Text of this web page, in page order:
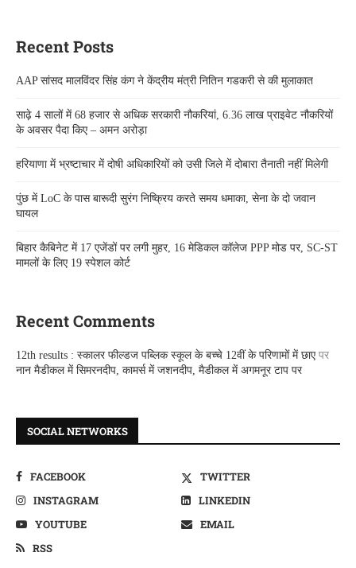
Recent Posts
AAP सांसद मालविंदर सिंह कंग ने केंद्रीय मंत्री नितिन गडकरी से की मुलाकात
साढ़े 4 सालों में 68 हजार से अधिक सरकारी नौकरियां, 6.36 लाख प्राइवेट नौकरियों
के अवसर पैदा किए – अमन अरोड़ा
हरियाणा में भ्रष्टाचार में दोषी अधिकारियों को उसी जिले में दोबारा तैनाती नहीं मिलेगी
पुंछ में LoC के पास बारूदी सुरंग निष्क्रिय करते समय धमाका, सेना के दो जवान
घायल
बिहार कैबिनेट में 17 एजेंडों पर लगी मुहर, 16 मेडिकल कॉलेज PPP मोड पर, SC-ST
मामलों के लिए 19 स्पेशल कोर्ट
Recent Comments
12th results : स्कालर फील्डज पब्लिक स्कूल के बच्चे 12वीं के परिणामों में छाएपर
नान मैडीकल में सिमरनदीप, कामर्स में जशनदीप, मैडीकल में अगमनूर टाप पर
SOCIAL NETWORKS
FACEBOOK
TWITTER
INSTAGRAM
LINKEDIN
YOUTUBE
EMAIL
RSS